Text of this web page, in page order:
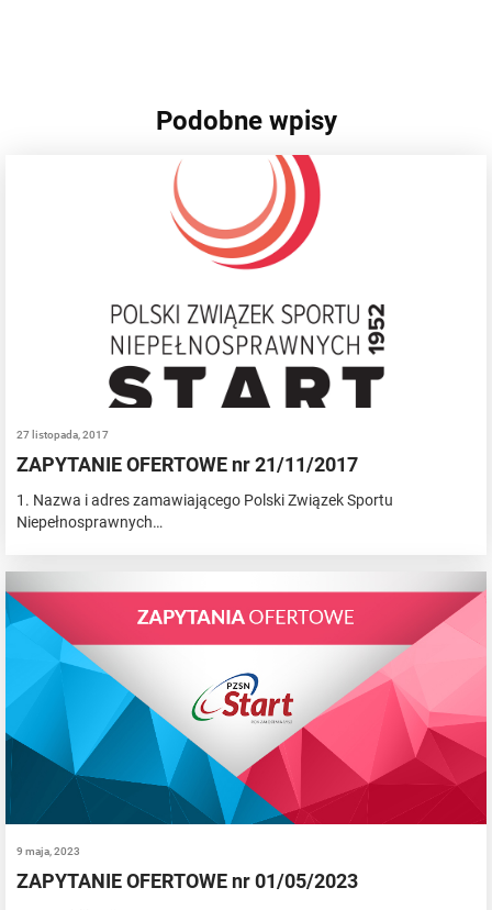
Podobne wpisy
27 listopada, 2017
ZAPYTANIE OFERTOWE nr 21/11/2017
1. Nazwa i adres zamawiającego Polski Związek Sportu
Niepełnosprawnych…
9 maja, 2023
ZAPYTANIE OFERTOWE nr 01/05/2023